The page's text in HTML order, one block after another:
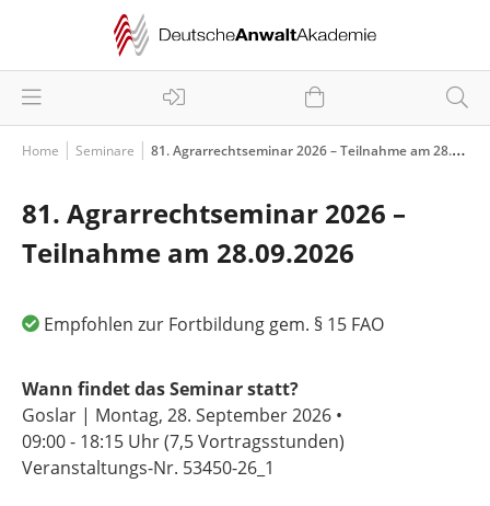
Home Seminare 81. Agrarrechtseminar 2026 – Teilnahme am 28.09.2026
81. Agrarrechtseminar 2026 –
Teilnahme am 28.09.2026
Empfohlen zur Fortbildung gem. § 15 FAO
Wann findet das Seminar statt?
Goslar | Montag, 28. September 2026 •
09:00 - 18:15 Uhr(7,5 Vortragsstunden)
Veranstaltungs-Nr. 53450-26_1